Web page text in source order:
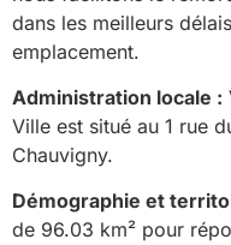
dans les meilleurs
emplacement.
Administration locale :
Ville est situé au 1 rue
Chauvigny.
Démographie et
de 96.03 km² pour